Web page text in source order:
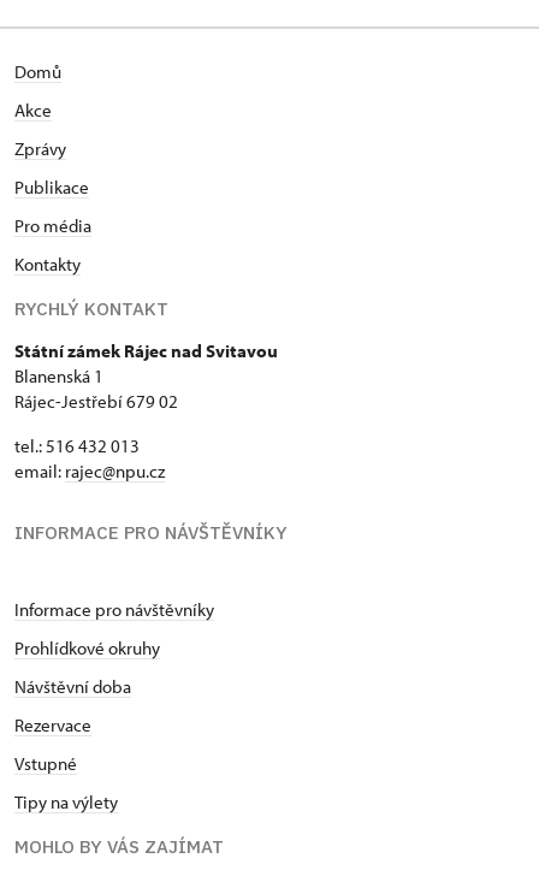
Domů
Akce
Zprávy
Publikace
Pro média
Kontakty
RYCHLÝ KONTAKT
Státní zámek Rájec nad Svitavou
Blanenská 1
Rájec-Jestřebí 679 02
tel.: 516 432 013
email: rajec@npu.cz
INFORMACE PRO NÁVŠTĚVNÍKY
Informace pro návštěvníky
Prohlídkové okruhy
Návštěvní doba
Rezervace
Vstupné
Tipy na výlety
MOHLO BY VÁS ZAJÍMAT